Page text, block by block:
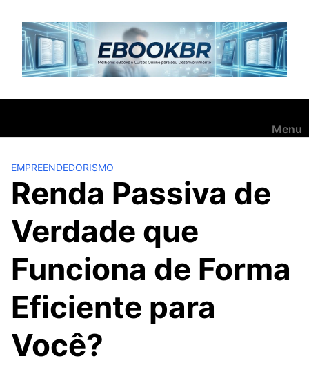
para
conteúdo
Menu
EMPREENDEDORISMO
Renda Passiva de
Verdade que
Funciona de Forma
Eficiente para
Você?